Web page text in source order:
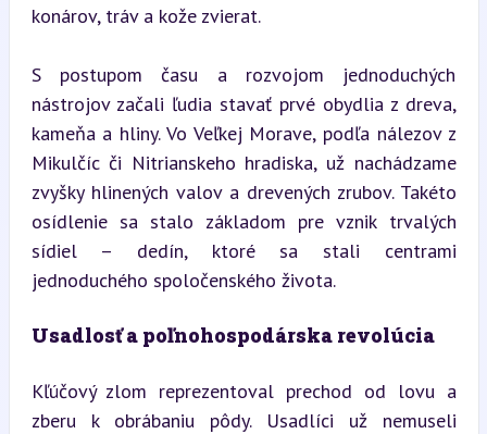
konárov, tráv a kože zvierat.
S postupom času a rozvojom jednoduchých
nástrojov začali ľudia stavať prvé obydlia z dreva,
kameňa a hliny. Vo Veľkej Morave, podľa nálezov z
Mikulčíc či Nitrianskeho hradiska, už nachádzame
zvyšky hlinených valov a drevených zrubov. Takéto
osídlenie sa stalo základom pre vznik trvalých
sídiel – dedín, ktoré sa stali centrami
jednoduchého spoločenského života.
Usadlosť a poľnohospodárska revolúcia
Kľúčový zlom reprezentoval prechod od lovu a
zberu k obrábaniu pôdy. Usadlíci už nemuseli